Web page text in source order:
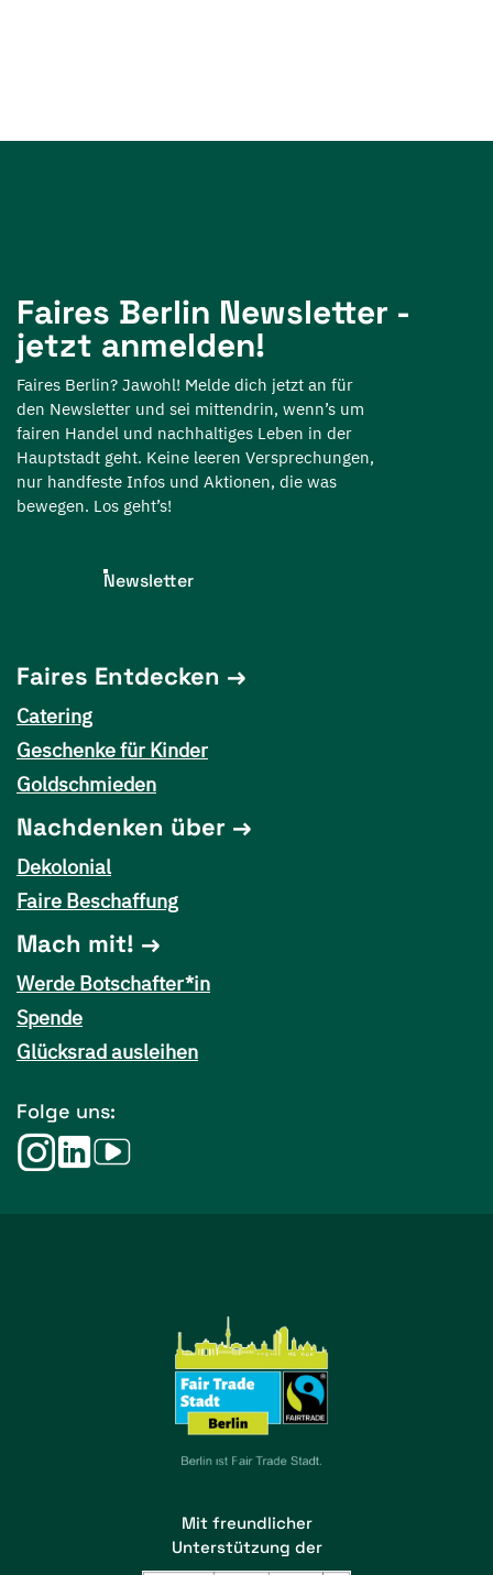
Faires Berlin Newsletter -
jetzt anmelden!
Faires Berlin? Jawohl! Melde dich jetzt an für
den Newsletter und sei mittendrin, wenn’s um
fairen Handel und nachhaltiges Leben in der
Hauptstadt geht. Keine leeren Versprechungen,
nur handfeste Infos und Aktionen, die was
bewegen. Los geht’s!
Newsletter
Faires Entdecken
Catering
Geschenke für Kinder
Goldschmieden
Nachdenken über
Dekolonial
Faire Beschaffung
Mach mit!
Werde Botschafter*in
Spende
Glücksrad ausleihen
Folge uns:
Mit freundlicher
Unterstützung der